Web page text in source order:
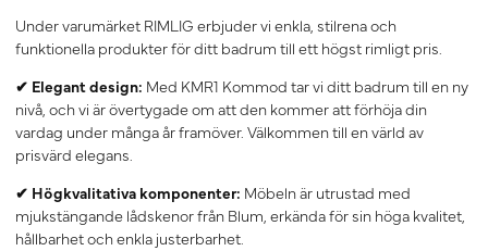
Under varumärket RIMLIG erbjuder vi enkla, stilrena och
funktionella produkter för ditt badrum till ett högst rimligt pris.
✔ Elegant design: Med KMR1 Kommod tar vi ditt badrum till en ny
nivå, och vi är övertygade om att den kommer att förhöja din
vardag under många år framöver. Välkommen till en värld av
prisvärd elegans.
✔ Högkvalitativa komponenter: Möbeln är utrustad med
mjukstängande lådskenor från Blum, erkända för sin höga kvalitet,
hållbarhet och enkla justerbarhet.